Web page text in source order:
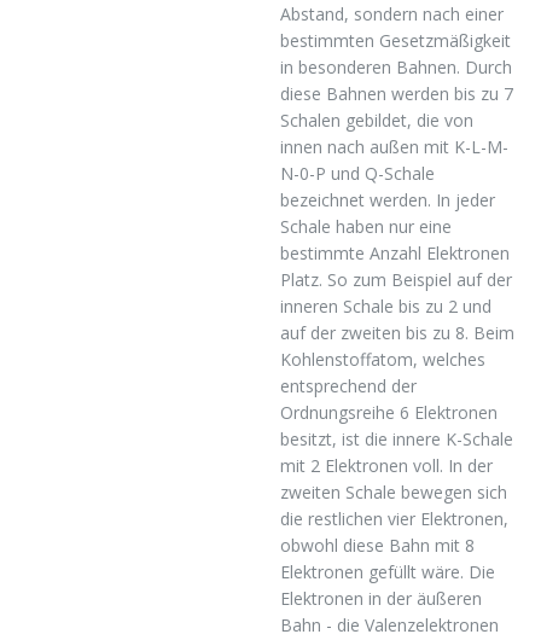
Abstand, sondern nach einer
bestimmten Gesetzmäßigkeit
in besonderen Bahnen. Durch
diese Bahnen werden bis zu 7
Schalen gebildet, die von
innen nach außen mit K-L-M-
N-0-P und Q-Schale
bezeichnet werden. In jeder
Schale haben nur eine
bestimmte Anzahl Elektronen
Platz. So zum Beispiel auf der
inneren Schale bis zu 2 und
auf der zweiten bis zu 8. Beim
Kohlenstoffatom, welches
entsprechend der
Ordnungsreihe 6 Elektronen
besitzt, ist die innere K-Schale
mit 2 Elektronen voll. In der
zweiten Schale bewegen sich
die restlichen vier Elektronen,
obwohl diese Bahn mit 8
Elektronen gefüllt wäre. Die
Elektronen in der äußeren
Bahn - die Valenzelektronen